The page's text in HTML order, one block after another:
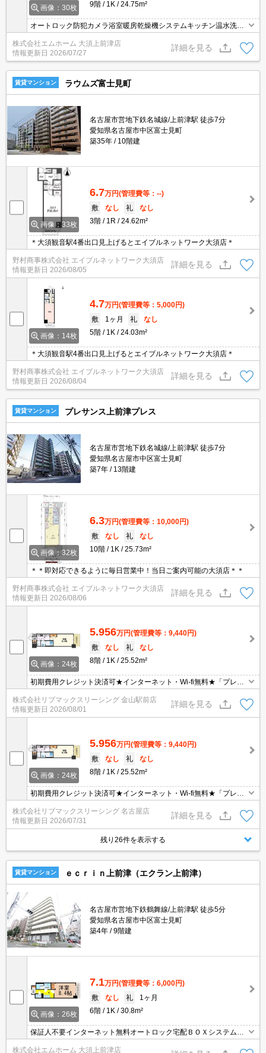
画像：30枚
9階
1K 24.75m²
オートロック防犯カメラ浴室暖房乾燥機システムキッチン温水洗浄
暖房便座ＴＶドアホン
株式会社エムホーム 大須上前津店
情報更新日 2026/07/27
詳細を見る
賃貸マンション ラウムズ富士見町
名古屋市営地下鉄名城線/上前津駅 徒歩7分
愛知県名古屋市中区富士見町
築35年
10階建
画像：33枚
6.7万円(管理費等：--)
敷
なし 礼
なし
3階
1R 24.62m²
＊大須観音駅4番出口見上げるとエイブルネットワーク大須店＊
野村商事株式会社 エイブルネットワーク大須店
情報更新日 2026/08/05
詳細を見る
画像：14枚
4.7万円(管理費等：5,000円)
敷
1ヶ月 礼
なし
5階
1K 24.03m²
＊大須観音駅4番出口見上げるとエイブルネットワーク大須店＊
野村商事株式会社 エイブルネットワーク大須店
情報更新日 2026/08/04
詳細を見る
賃貸マンション プレサンス上前津プレス
名古屋市営地下鉄名城線/上前津駅 徒歩7分
愛知県名古屋市中区富士見町
築7年
13階建
画像：32枚
6.3万円(管理費等：10,000円)
敷
なし 礼
なし
10階
1K 25.73m²
＊＊即対応できるように毎日営業中！当日ご案内可能の大須店＊＊
野村商事株式会社 エイブルネットワーク大須店
情報更新日 2026/08/06
詳細を見る
画像：24枚
5.956万円(管理費等：9,440円)
敷
なし 礼
なし
8階
1K 25.52m²
初期費用クレジット決済可★インターネット・Wi-fi無料★「プレサ
ンス」シリーズ分譲賃貸マンションです♪浴室乾燥や宅配BOX等の
設備が充実しています♪
株式会社リブマックスリーシング 金山駅前店
情報更新日 2026/08/01
詳細を見る
画像：24枚
5.956万円(管理費等：9,440円)
敷
なし 礼
なし
8階
1K 25.52m²
初期費用クレジット決済可★インターネット・Wi-fi無料★「プレサ
ンス」シリーズ分譲賃貸マンションです♪浴室乾燥や宅配BOX等の
設備が充実しています♪
株式会社リブマックスリーシング 名古屋店
情報更新日 2026/07/31
詳細を見る
残り26件を表示する
賃貸マンション ｅｃｒｉｎ上前津（エクラン上前津）
名古屋市営地下鉄鶴舞線/上前津駅 徒歩5分
愛知県名古屋市中区富士見町
築4年
9階建
画像：26枚
7.1万円(管理費等：6,000円)
敷
なし 礼
1ヶ月
6階
1K 30.8m²
保証人不要インターネット無料オートロック宅配ＢＯＸシステムキ
ッチン浴室暖房乾燥機
株式会社エムホーム 大須上前津店